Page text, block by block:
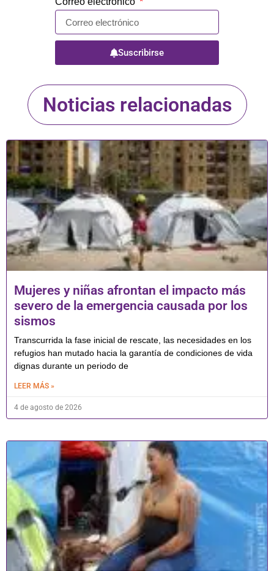
Suscribirse
Noticias relacionadas
Mujeres y niñas afrontan el impacto más
severo de la emergencia causada por los
sismos
Transcurrida la fase inicial de rescate, las necesidades en los
refugios han mutado hacia la garantía de condiciones de vida
dignas durante un periodo de
LEER MÁS »
4 de agosto de 2026